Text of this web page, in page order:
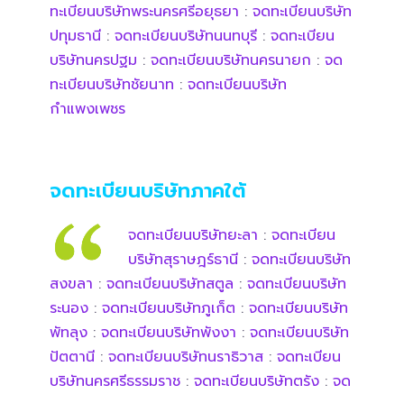
ทะเบียนบริษัทพระนครศรีอยุธยา : จดทะเบียนบริษัท
ปทุมธานี : จดทะเบียนบริษัทนนทบุรี : จดทะเบียน
บริษัทนครปฐม : จดทะเบียนบริษัทนครนายก : จด
ทะเบียนบริษัทชัยนาท : จดทะเบียนบริษัท
กำแพงเพชร
จดทะเบียนบริษัทภาคใต้
จดทะเบียนบริษัทยะลา : จดทะเบียน
บริษัทสุราษฎร์ธานี : จดทะเบียนบริษัท
สงขลา : จดทะเบียนบริษัทสตูล : จดทะเบียนบริษัท
ระนอง : จดทะเบียนบริษัทภูเก็ต : จดทะเบียนบริษัท
พัทลุง : จดทะเบียนบริษัทพังงา : จดทะเบียนบริษัท
ปัตตานี : จดทะเบียนบริษัทนราธิวาส : จดทะเบียน
บริษัทนครศรีธรรมราช : จดทะเบียนบริษัทตรัง : จด